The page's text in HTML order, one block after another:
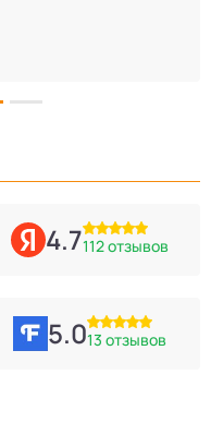
4.7112 отзывов
5.013 отзывов